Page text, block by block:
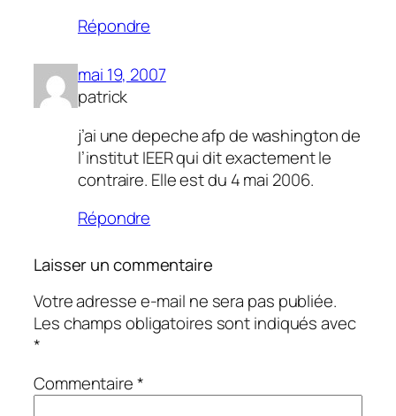
Répondre
mai 19, 2007
patrick
j’ai une depeche afp de washington de
l’institut IEER qui dit exactement le
contraire. Elle est du 4 mai 2006.
Répondre
Laisser un commentaire
Votre adresse e-mail ne sera pas publiée.
Les champs obligatoires sont indiqués avec
*
Commentaire*